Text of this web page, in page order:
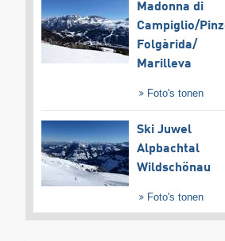
Madonna di
Campiglio/​
Folgàrida/​
Marilleva
Foto's tonen
Ski Juwel
Alpbachtal
Wildschönau
Foto's tonen